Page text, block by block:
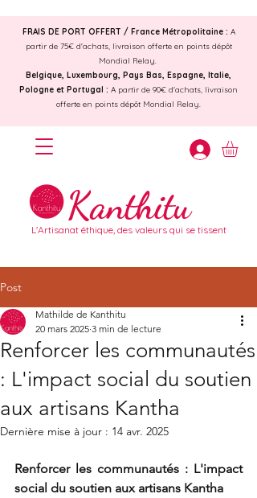
Kanthitu
L'Artisanat éthique, des valeurs qui se tissent
FRAIS DE PORT OFFERT / France Métropolitaine : A
partir de 75€ d'achats, livraison offerte en points dépôt
Mondial Relay.
Belgique, Luxembourg, Pays Bas, Espagne, Italie,
Pologne et Portugal : A partir de 90€ d'achats, livraison
offerte en points dépôt Mondial Relay.
Post
Renforcer les communautés
: L'impact social du soutien
aux artisans Kantha
Mathilde de Kanthitu
20 mars 2025 3 min de lecture
Dernière mise à jour : 14 avr. 2025
Renforcer les communautés : L'impact
social du soutien aux artisans Kantha